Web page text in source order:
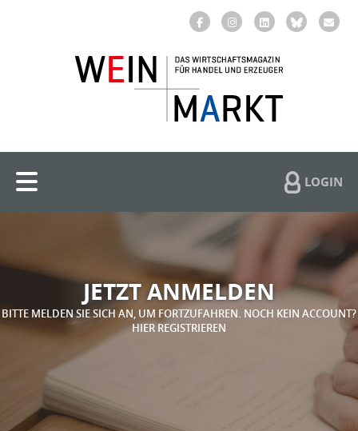
LOGIN
JETZT ANMELDEN
BITTE MELDEN SIE SICH AN, UM FORTZUFAHREN. NOCH KEIN ACCOUNT?
HIER REGISTRIEREN